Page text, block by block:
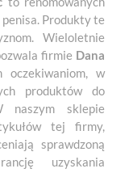
Produkty te
Wieloletnie
firmie Dana
oczekiwaniom, w
produktów do
naszym sklepie
tej firmy,
sprawdzoną
uzyskania